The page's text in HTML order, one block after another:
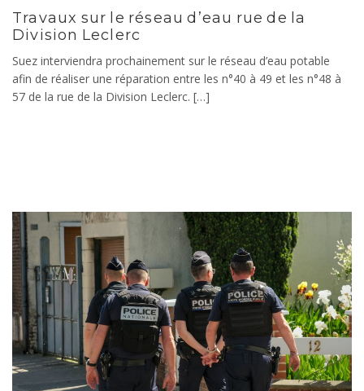
Travaux sur le réseau d’eau rue de la
Division Leclerc
Suez interviendra prochainement sur le réseau d’eau potable
afin de réaliser une réparation entre les n°40 à 49 et les n°48 à
57 de la rue de la Division Leclerc. […]